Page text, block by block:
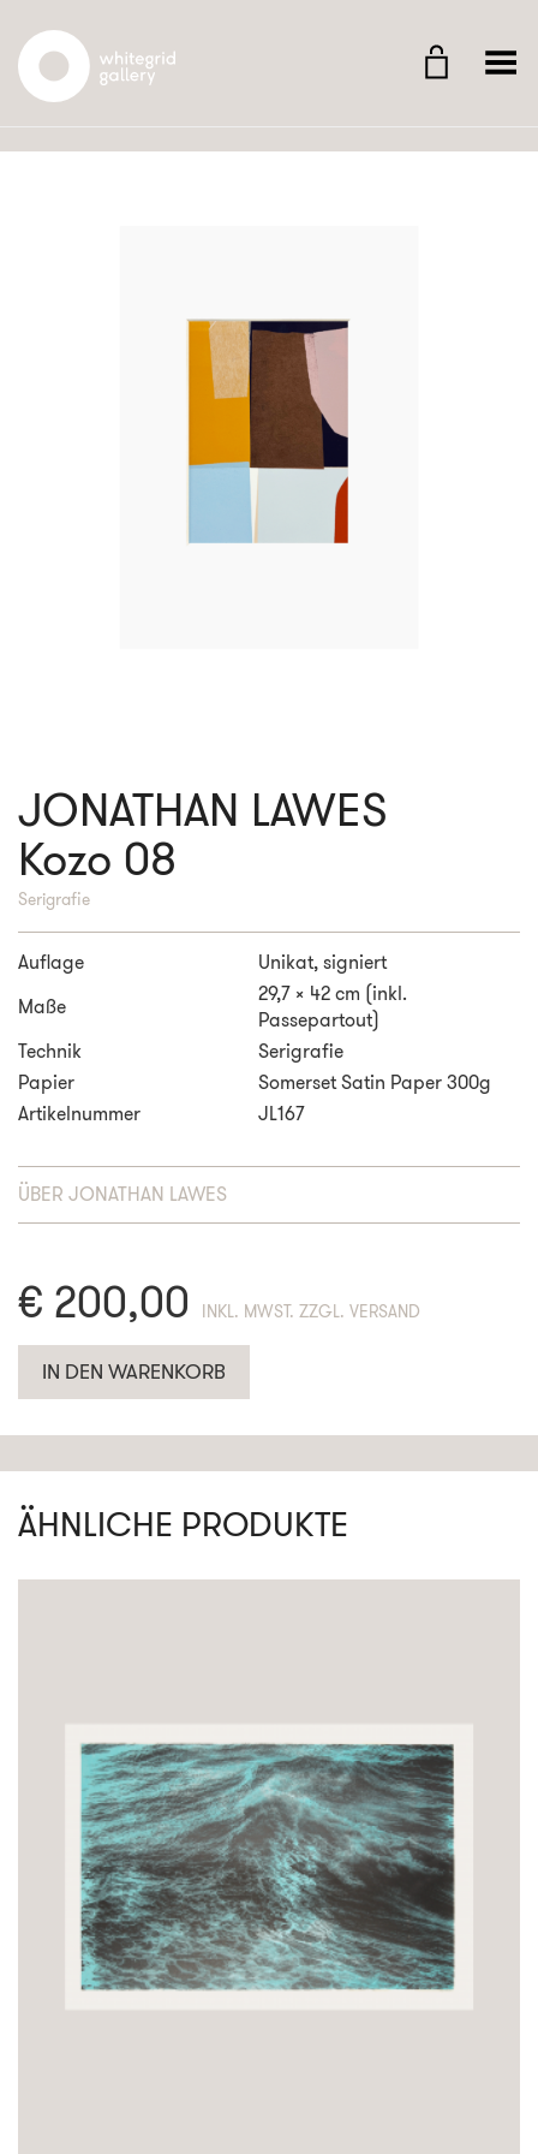
Whitegrid Logo Menü umschalten
JONATHAN LAWES
Kozo 08
Serigrafie
Auflage
Unikat, signiert
Maße
29,7 x 42 cm (inkl.
Passepartout)
Technik
Serigrafie
Papier
Somerset Satin Paper 300g
Artikelnummer
JL167
ÜBER JONATHAN LAWES
€ 200,00
IN DEN WARENKORB
ÄHNLICHE PRODUKTE